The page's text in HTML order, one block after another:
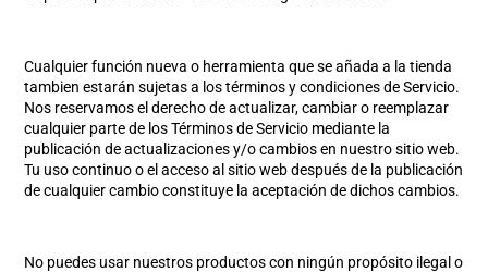
Cualquier función nueva o herramienta que se añada a la tienda
tambien estarán sujetas a los términos y condiciones de Servicio.
Nos reservamos el derecho de actualizar, cambiar o reemplazar
cualquier parte de los Términos de Servicio mediante la
publicación de actualizaciones y/o cambios en nuestro sitio web.
Tu uso continuo o el acceso al sitio web después de la publicación
de cualquier cambio constituye la aceptación de dichos cambios.
No puedes usar nuestros productos con ningún propósito ilegal o